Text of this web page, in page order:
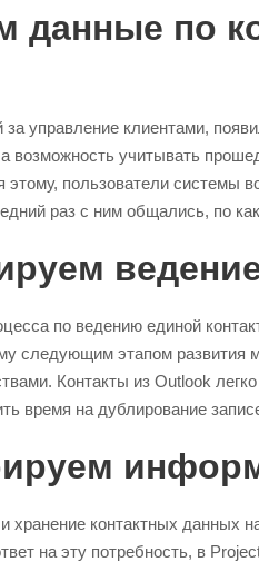
данные по
управление клиентами,
возможность учитывать
этому, пользователи системы
раз с ним общались, по
по ведению единой
следующим этапом развития
Контакты из Outlook
время на дублирование
хранение контактных данных
на эту потребность, в